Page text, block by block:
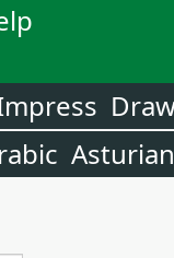
Asturian